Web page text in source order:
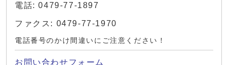
電話: 0479-77-1897
ファクス: 0479-77-1970
電話番号のかけ間違いにご注意ください！
お問い合わせフォーム